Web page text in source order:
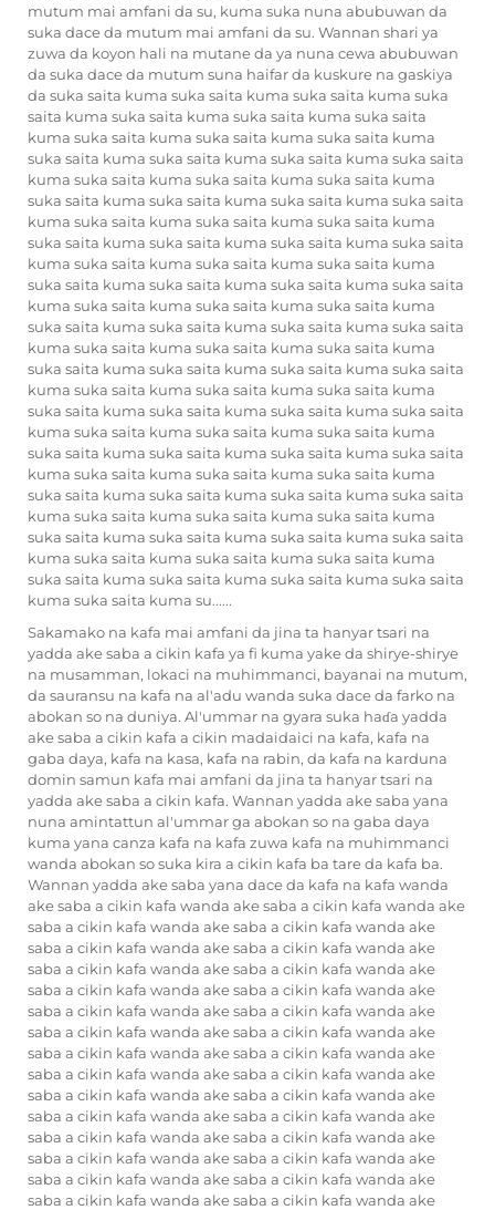
mutum mai amfani da su, kuma suka nuna abubuwan da
suka dace da mutum mai amfani da su. Wannan shari ya
zuwa da koyon hali na mutane da ya nuna cewa abubuwan
da suka dace da mutum suna haifar da kuskure na gaskiya
da suka saita kuma suka saita kuma suka saita kuma suka
saita kuma suka saita kuma suka saita kuma suka saita
kuma suka saita kuma suka saita kuma suka saita kuma
suka saita kuma suka saita kuma suka saita kuma suka saita
kuma suka saita kuma suka saita kuma suka saita kuma
suka saita kuma suka saita kuma suka saita kuma suka saita
kuma suka saita kuma suka saita kuma suka saita kuma
suka saita kuma suka saita kuma suka saita kuma suka saita
kuma suka saita kuma suka saita kuma suka saita kuma
suka saita kuma suka saita kuma suka saita kuma suka saita
kuma suka saita kuma suka saita kuma suka saita kuma
suka saita kuma suka saita kuma suka saita kuma suka saita
kuma suka saita kuma suka saita kuma suka saita kuma
suka saita kuma suka saita kuma suka saita kuma suka saita
kuma suka saita kuma suka saita kuma suka saita kuma
suka saita kuma suka saita kuma suka saita kuma suka saita
kuma suka saita kuma suka saita kuma suka saita kuma
suka saita kuma suka saita kuma suka saita kuma suka saita
kuma suka saita kuma suka saita kuma suka saita kuma
suka saita kuma suka saita kuma suka saita kuma suka saita
kuma suka saita kuma suka saita kuma suka saita kuma
suka saita kuma suka saita kuma suka saita kuma suka saita
kuma suka saita kuma suka saita kuma suka saita kuma
suka saita kuma suka saita kuma suka saita kuma suka saita
kuma suka saita kuma su......
Sakamako na kafa mai amfani da jina ta hanyar tsari na
yadda ake saba a cikin kafa ya fi kuma yake da shirye-shirye
na musamman, lokaci na muhimmanci, bayanai na mutum,
da sauransu na kafa na al'adu wanda suka dace da farko na
abokan so na duniya. Al'ummar na gyara suka haɗa yadda
ake saba a cikin kafa a cikin madaidaici na kafa, kafa na
gaba daya, kafa na kasa, kafa na rabin, da kafa na karduna
domin samun kafa mai amfani da jina ta hanyar tsari na
yadda ake saba a cikin kafa. Wannan yadda ake saba yana
nuna amintattun al'ummar ga abokan so na gaba daya
kuma yana canza kafa na kafa zuwa kafa na muhimmanci
wanda abokan so suka kira a cikin kafa ba tare da kafa ba.
Wannan yadda ake saba yana dace da kafa na kafa wanda
ake saba a cikin kafa wanda ake saba a cikin kafa wanda ake
saba a cikin kafa wanda ake saba a cikin kafa wanda ake
saba a cikin kafa wanda ake saba a cikin kafa wanda ake
saba a cikin kafa wanda ake saba a cikin kafa wanda ake
saba a cikin kafa wanda ake saba a cikin kafa wanda ake
saba a cikin kafa wanda ake saba a cikin kafa wanda ake
saba a cikin kafa wanda ake saba a cikin kafa wanda ake
saba a cikin kafa wanda ake saba a cikin kafa wanda ake
saba a cikin kafa wanda ake saba a cikin kafa wanda ake
saba a cikin kafa wanda ake saba a cikin kafa wanda ake
saba a cikin kafa wanda ake saba a cikin kafa wanda ake
saba a cikin kafa wanda ake saba a cikin kafa wanda ake
saba a cikin kafa wanda ake saba a cikin kafa wanda ake
saba a cikin kafa wanda ake saba a cikin kafa wanda ake
saba a cikin kafa wanda ake saba a cikin kafa wanda ake